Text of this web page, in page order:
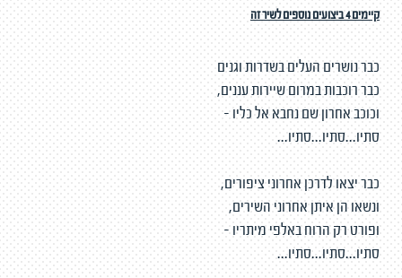
קיימים 4 ביצועים נוספים לשיר זה
כבר נושרים העלים בשדרות וגנים
כבר רוכבות במרום שיירות עננים,
וכוכב אחרון שם נחבא אל כליו -
סתיו...סתיו...סתיו...
כבר יצאו לדרכן אחרוני ציפורים,
ונשאו הן איתן אחרוני השירים,
ופורט רק הרוח באלפי מיתריו -
סתיו...סתיו...סתיו...